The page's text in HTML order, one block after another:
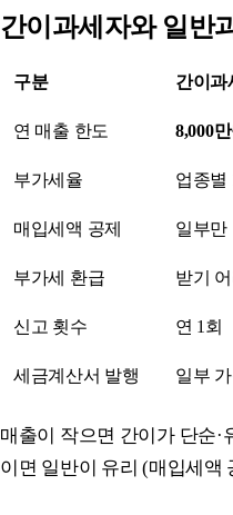
간이과세자와 일반
구분 간이과
연 매출 한도 8,000
부가세율 업종별
매입세액 공제 일부만
부가세 환급 받기
신고 횟수 연 1회
세금계산서 발행 일부
매출이 작으면 간이가 단순·
이면 일반이 유리 (매입세액